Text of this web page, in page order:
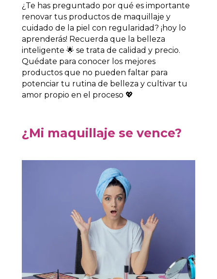
¿Te has preguntado por qué es importante
renovar tus productos de maquillaje y
cuidado de la piel con regularidad? ¡hoy lo
aprenderás! Recuerda que la belleza
inteligente 🌟 se trata de calidad y precio.
Quédate para conocer los mejores
productos que no pueden faltar para
potenciar tu rutina de belleza y cultivar tu
amor propio en el proceso 💖
¿Mi maquillaje se vence?